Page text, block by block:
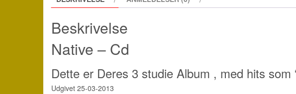
Beskrivelse
Native – Cd
Dette er Deres 3 studie Album , med hits
Udgivet 25-03-2013